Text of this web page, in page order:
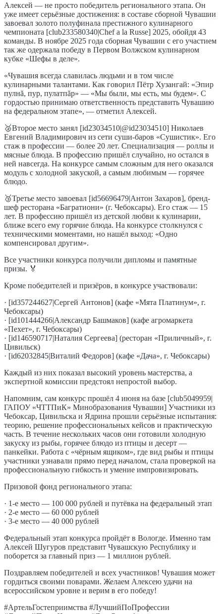
Алексей — не просто победитель регионального этапа. Он
уже имеет серьёзные достижения: в составе сборной Чувашии
завоевал золото полуфинала престижного кулинарного
чемпионата [club233580340|Chef a la Russe] 2025, обойдя 43
команды. В ноябре 2025 года сборная Чувашии с его участием
так же одержала победу в Первом Волжском кулинарном
кубке «Шефы в деле».
«Чувашия всегда славилась людьми и в том числе
кулинарными талантами. Как говорил Пётр Хузангай: «Эпир
пулнă, пур, пулатпăр» — «Мы были, мы есть, мы будем». С
гордостью принимаю ответственность представить Чувашию
на федеральном этапе», — отметил Алексей.
🥈Второе место занял [id23034510|@id23034510] Николаев
Евгений Владимирович из сети суши-баров «Сушистик». Его
стаж в профессии — более 20 лет. Специализация — роллы и
мясные блюда. В профессию пришёл случайно, но остался в
ней навсегда. На конкурсе самым сложным для него оказался
модуль с холодной закуской, а самым любимым — горячее
блюдо.
🥉Третье место завоевал [id56696479|Антон Захаров], бренд-
шеф ресторана «Багратиони» (г. Чебоксары). Его стаж — 15
лет. В профессию пришёл из детской любви к кулинарии,
ближе всего ему горячие блюда. На конкурсе столкнулся с
техническими моментами, но нашёл выход: «Одно
компенсировал другим».
Все участники конкурса получили дипломы и памятные
призы. 🏅
Кроме победителей и призёров, в конкурсе участвовали:
· [id357244627|Сергей Антонов] (кафе «Мята Платинум», г.
Чебоксары)
· [id101444266|Александр Башмаков] (кафе агромаркета
«Пехет», г. Чебоксары)
· [id146590717|Наталия Сергеева] (ресторан «Приличный», г.
Цивильск)
· [id62032845|Виталий Федоров] (кафе «Дача», г. Чебоксары)
Каждый из них показал высокий уровень мастерства, а
экспертной комиссии предстоял непростой выбор.
Напомним, сам конкурс прошёл 4 июня на базе [club5049959|
ГАПОУ «ЧТТПиК» Минобразования Чувашии] Участники из
Чебоксар, Цивильска и Ядрина прошли серьёзные испытания:
теорию, решение профессиональных кейсов и практическую
часть. В течение нескольких часов они готовили холодную
закуску из рыбы, горячее блюдо из птицы и десерт —
панкейки. Работа с «чёрным ящиком», где вид рыбы и птицы
участники узнавали прямо перед началом, стала проверкой на
профессиональную гибкость и умение импровизировать.
Призовой фонд регионального этапа:
· 1-е место — 100 000 рублей и путёвка на федеральный этап
· 2-е место — 60 000 рублей
· 3-е место — 40 000 рублей
Федеральный этап конкурса пройдёт в Вологде. Именно там
Алексей Шугуров представит Чувашскую Республику и
поборется за главный приз — 1 миллион рублей.
Поздравляем победителей и всех участников! Чувашия может
гордиться своими поварами. Желаем Алексею удачи на
всероссийском уровне и верим в его победу!
#АртельГостеприимства #ЛучшийПоПрофессии